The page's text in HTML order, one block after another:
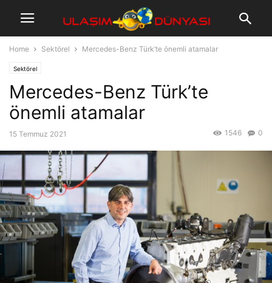
Home Sektörel Mercedes-Benz Türk’te önemli atamalar
Sektörel
Mercedes-Benz Türk’te
önemli atamalar
15 Temmuz 2021 0
1546